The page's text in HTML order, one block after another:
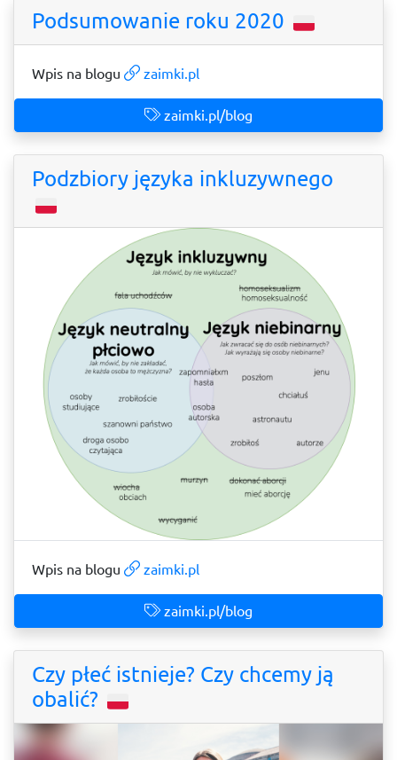
Podsumowanie roku 2020
Wpis na blogu zaimki.pl
zaimki.pl/blog
Podzbiory języka inkluzywnego
Wpis na blogu zaimki.pl
zaimki.pl/blog
Czy płeć istnieje? Czy chcemy ją
obalić?